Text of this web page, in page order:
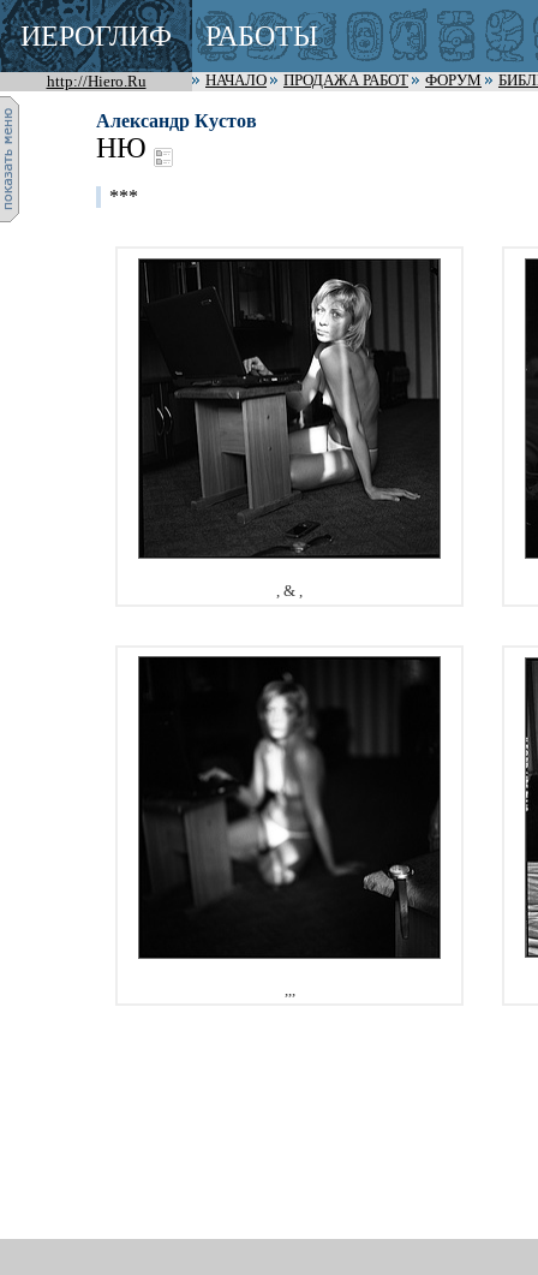
ИЕРОГЛИФ РАБОТЫ
http://Hiero.Ru НАЧАЛО ПРОДАЖА РАБОТ ФОРУМ
Александр Кустов
НЮ
***
, & ,
,,,